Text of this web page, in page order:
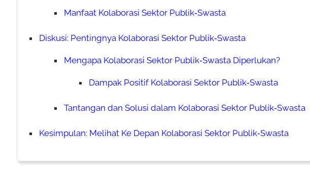
Manfaat Kolaborasi Sektor Publik‑Swasta
Diskusi: Pentingnya Kolaborasi Sektor Publik‑Swasta
Mengapa Kolaborasi Sektor Publik‑Swasta Diperlukan?
Dampak Positif Kolaborasi Sektor Publik‑Swasta
Tantangan dan Solusi dalam Kolaborasi Sektor Publik‑Swasta
Kesimpulan: Melihat Ke Depan Kolaborasi Sektor Publik‑Swasta